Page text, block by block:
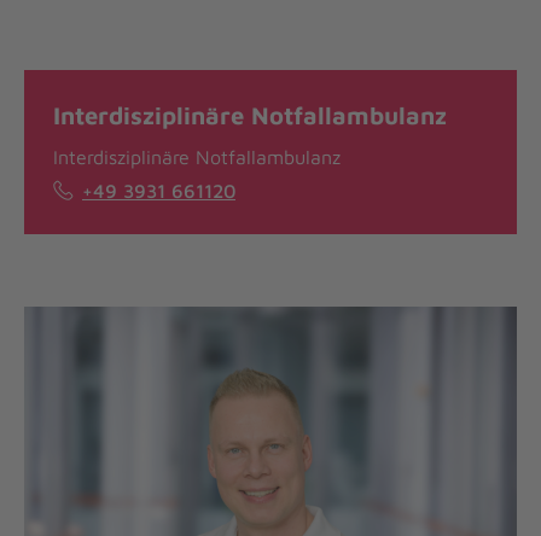
Interdisziplinäre Notfallambulanz
Interdisziplinäre Notfallambulanz
+49 3931 661120